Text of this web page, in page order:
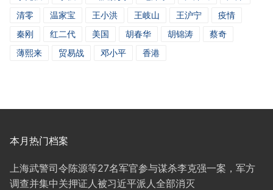
清零
温家宝 王小洪 王岐山 王沪宁
疫情
秦刚
红二代 美国 胡春华 胡锦涛
蔡奇
薄熙来
贸易战 邓小平 香港
本月热门档案
上海武警司令陈源等27名军官参与谋杀李克强一案，军方
调查并集中关押证人被习近平派人全部消灭